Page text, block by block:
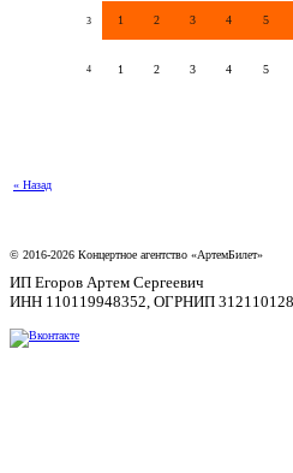
3 1 2 3 4 5
4 1 2 3 4 5
« Назад
© 2016-2026 Концертное агентство «АртемБилет»
ИП Егоров Артем Сергеевич
ИНН 110119948352, ОГРНИП